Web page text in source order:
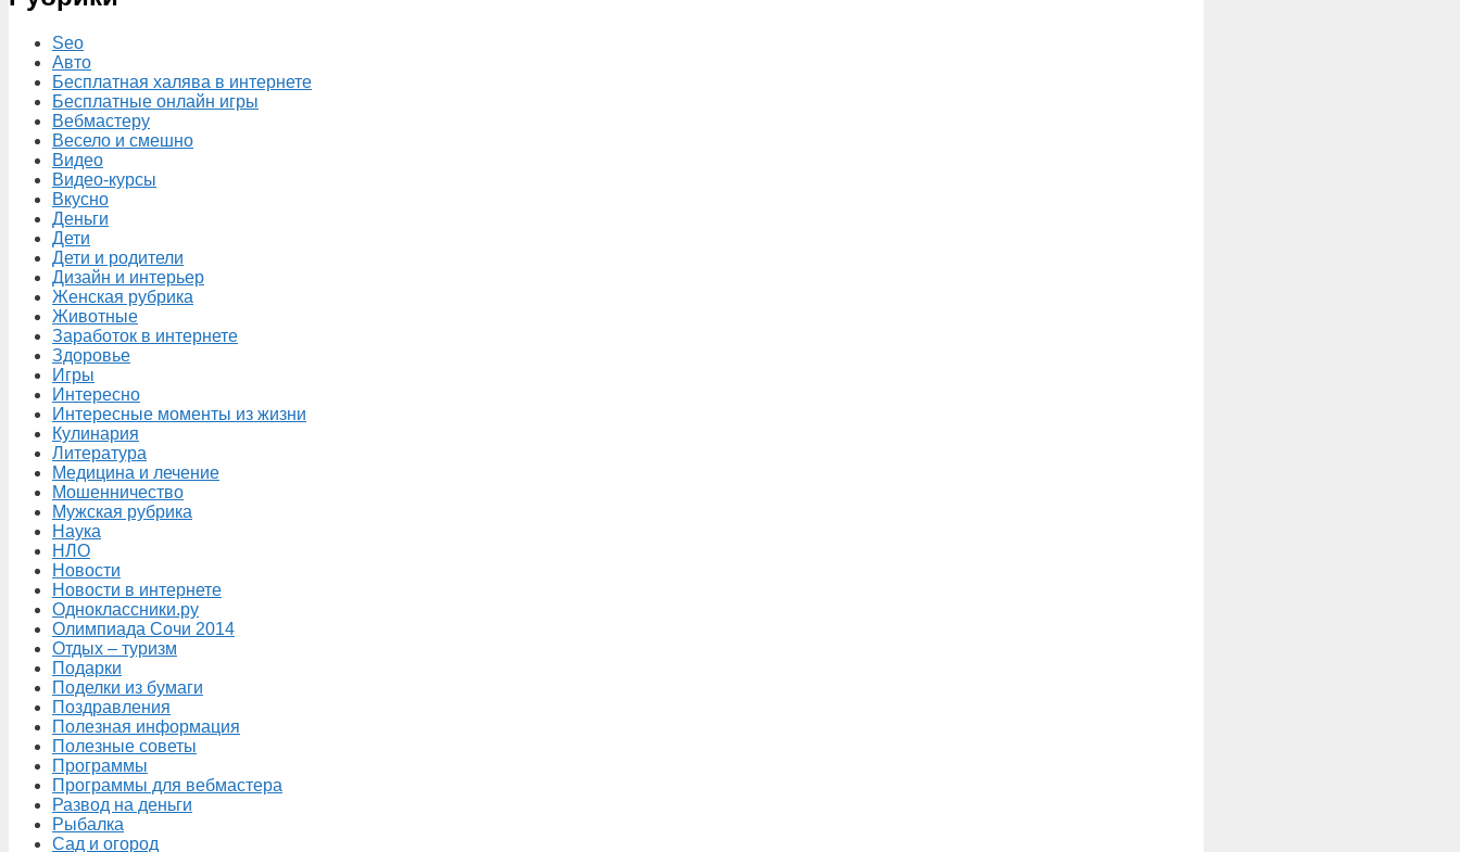
Seo
Авто
Бесплатная халява в интернете
Бесплатные онлайн игры
Вебмастеру
Весело и смешно
Видео
Видео-курсы
Вкусно
Деньги
Дети
Дети и родители
Дизайн и интерьер
Женская рубрика
Животные
Заработок в интернете
Здоровье
Игры
Интересно
Интересные моменты из жизни
Кулинария
Литература
Медицина и лечение
Мошенничество
Мужская рубрика
Наука
НЛО
Новости
Новости в интернете
Одноклассники.ру
Олимпиада Сочи 2014
Отдых – туризм
Подарки
Поделки из бумаги
Поздравления
Полезная информация
Полезные советы
Программы
Программы для вебмастера
Развод на деньги
Рыбалка
Сад и огород